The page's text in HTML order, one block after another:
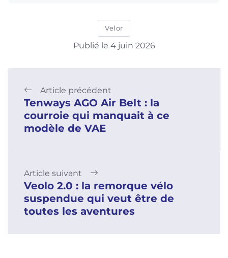
Velor
Publié le 4 juin 2026
Article précédent
Tenways AGO Air Belt : la
courroie qui manquait à ce
modèle de VAE
Article suivant
Veolo 2.0 : la remorque vélo
suspendue qui veut être de
toutes les aventures